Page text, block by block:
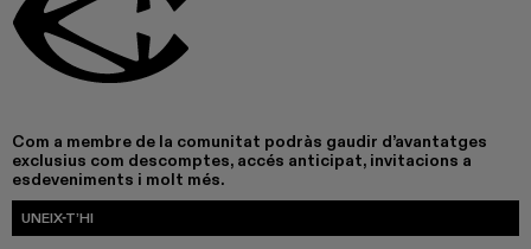
Com a membre de la comunitat podràs gaudir d’avantatges
exclusius com descomptes, accés anticipat, invitacions a
esdeveniments i molt més.
UNEIX-T’HI